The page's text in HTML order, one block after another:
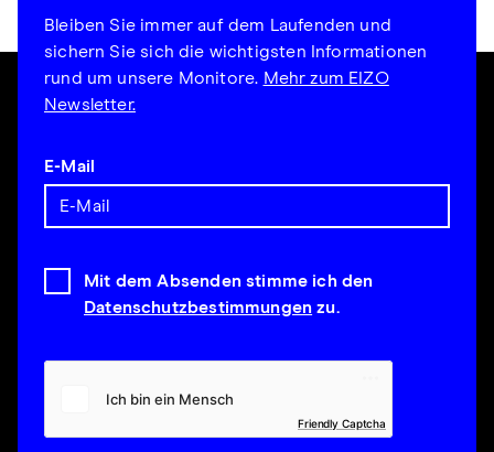
Bleiben Sie immer auf dem Laufenden und
sichern Sie sich die wichtigsten Informationen
rund um unsere Monitore. Mehr zum EIZO
Newsletter.
E-Mail
Mit dem Absenden stimme ich den
Datenschutzbestimmungen zu.
Friendly Captcha